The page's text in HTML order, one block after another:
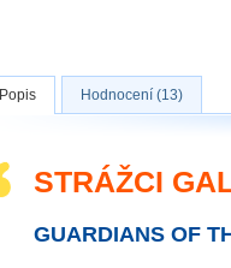
Popis Hodnocení (13)
STRÁŽCI
GUARDIANS OF